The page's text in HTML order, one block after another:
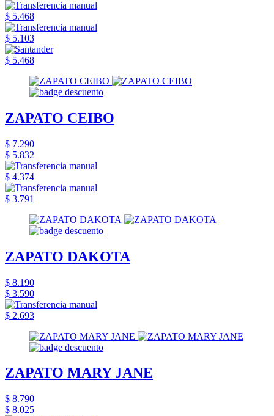
$ 5.468
$ 5.103
$ 5.468
ZAPATO CEIBO
$ 7.290
$ 5.832
$ 4.374
$ 3.791
ZAPATO DAKOTA
$ 8.190
$ 3.590
$ 2.693
ZAPATO MARY JANE
$ 8.790
$ 8.025